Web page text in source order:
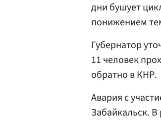
дни бушует
понижением
Губернатор
11 человек
обратно в КНР.
Авария с
Забайкальск.